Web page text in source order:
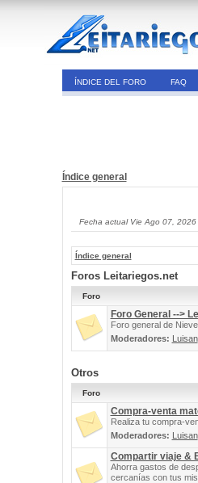
ÍNDICE DEL FORO FAQ
Índice general
Fecha actual Vie Ago 07, 2026
Índice general
Foros Leitariegos.net
Foro
Foro General -->
Foro general de Nieve
Moderadores: Luisan,
Otros
Foro
Compra-venta
Realiza tu compra-
Moderadores: Luisan,
Compartir viaje &
Ahorra gastos de
cercanías con tus